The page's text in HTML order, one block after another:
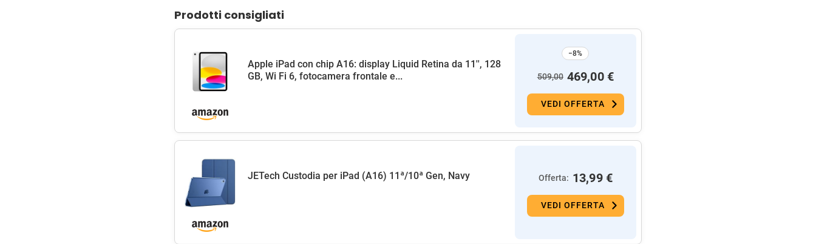
Prodotti consigliati
Apple iPad con chip A16: display Liquid Retina da 11'', 128
GB, Wi Fi 6, fotocamera frontale e...
−8%
509,00 469,00 €
VEDI OFFERTA
JETech Custodia per iPad (A16) 11ª/10ª Gen, Navy Offerta: 13,99 €
VEDI OFFERTA